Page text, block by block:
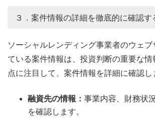
３．案件情報の詳細を徹底的に確認す
ソーシャルレンディング事業者のウェ
ている案件情報は、投資判断の重要な
点に注目して、案件情報を詳細に確認し
融資先の情報： 事業内容、財務状
を確認します。